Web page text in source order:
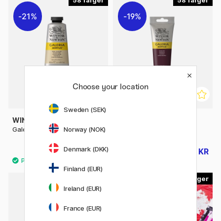
21%
WINSOR & NEWTON
Galeria Akrylmaling 60 ml
56 KR
71 KR
19%
79 KR
Choose your location
Sweden (SEK)
Norway (NOK)
Denmark (DKK)
Finland (EUR)
Ireland (EUR)
France (EUR)